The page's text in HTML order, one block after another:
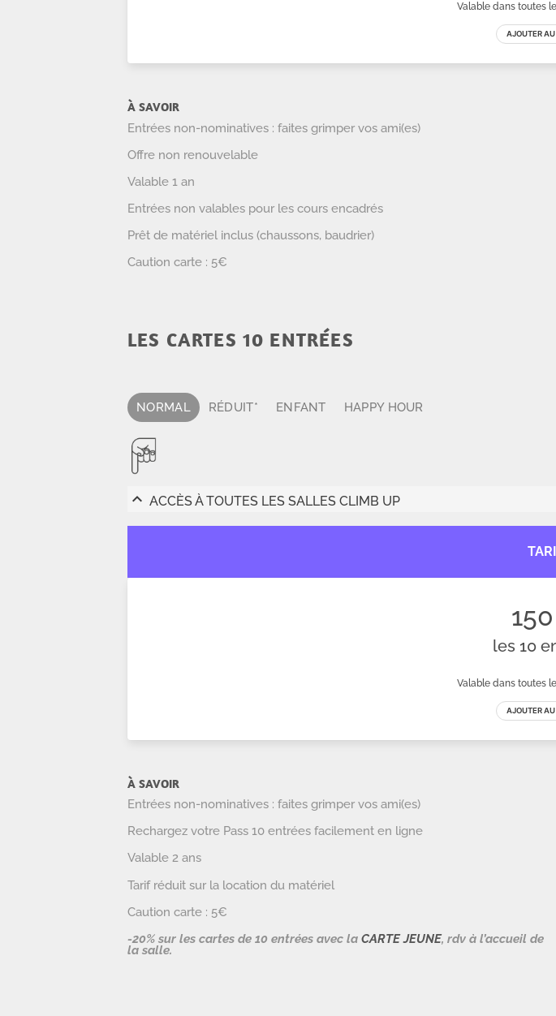
À SAVOIR
Entrées non-nominatives : faites grimper vos ami(es)
Offre non renouvelable
Valable 1 an
Entrées non valables pour les cours encadrés
Prêt de matériel inclus (chaussons, baudrier)
Caution carte : 5€
LES CARTES 10 ENTRÉES
NORMAL RÉDUIT* ENFANT HAPPY HOUR
À SAVOIR
Entrées non-nominatives : faites grimper vos ami(es)
Rechargez votre Pass 10 entrées facilement en ligne
Valable 2 ans
Tarif réduit sur la location du matériel
Caution carte : 5€
-20% sur les cartes de 10 entrées avec la CARTE JEUNE, rdv à l’accueil de
la salle.